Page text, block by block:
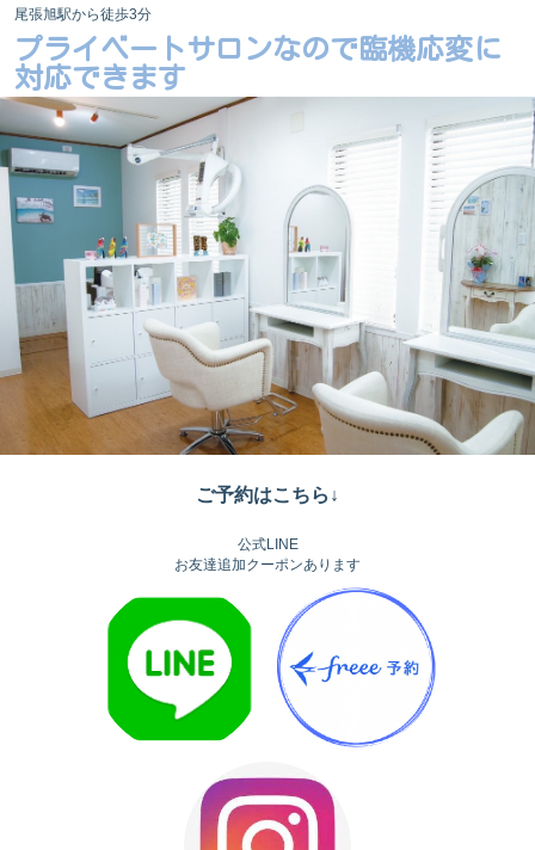
尾張旭駅から徒歩3分
プライベートサロンなので臨機応変に
対応できます
ご予約はこちら↓
公式LINE
お友達追加クーポンあります